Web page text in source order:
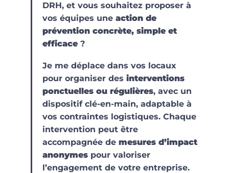
DRH, et vous souhaitez proposer à
vos équipes une action de
prévention concrète, simple et
efficace ?
Je me déplace dans vos locaux
pour organiser des interventions
ponctuelles ou régulières, avec un
dispositif clé-en-main, adaptable à
vos contraintes logistiques. Chaque
intervention peut être
accompagnée de mesures d’impact
anonymes pour valoriser
l’engagement de votre entreprise.